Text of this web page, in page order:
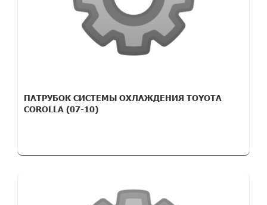
ПАТРУБОК СИСТЕМЫ ОХЛАЖДЕНИЯ TOYOTA
COROLLA (07-10)